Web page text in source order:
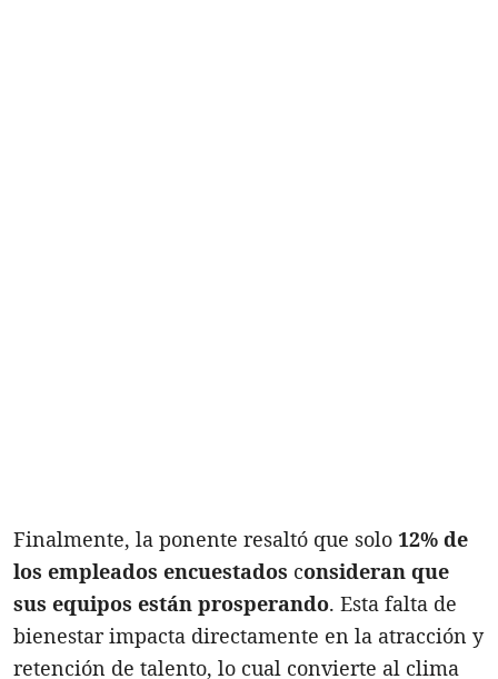
Finalmente, la ponente resaltó que solo 12% de
los empleados encuestados consideran que
sus equipos están prosperando. Esta falta de
bienestar impacta directamente en la atracción y
retención de talento, lo cual convierte al clima